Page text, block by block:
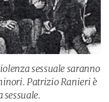
sessuale saranno
Patrizio Ranieri è